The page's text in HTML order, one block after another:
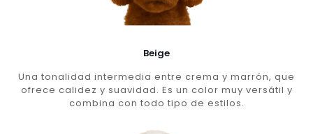
Beige
Una tonalidad intermedia entre crema y marrón, que
ofrece calidez y suavidad. Es un color muy versátil y
combina con todo tipo de estilos.